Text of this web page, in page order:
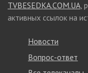
TVBESEDKA.COM.UA,
активных ссылок на
Новости
Вопрос-ответ